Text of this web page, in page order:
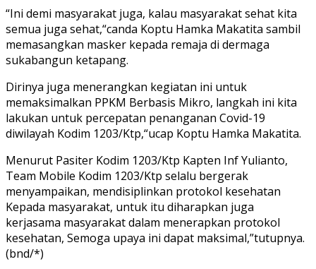
“Ini demi masyarakat juga, kalau masyarakat sehat kita
semua juga sehat,“canda Koptu Hamka Makatita sambil
memasangkan masker kepada remaja di dermaga
sukabangun ketapang.
Dirinya juga menerangkan kegiatan ini untuk
memaksimalkan PPKM Berbasis Mikro, langkah ini kita
lakukan untuk percepatan penanganan Covid-19
diwilayah Kodim 1203/Ktp,“ucap Koptu Hamka Makatita.
Menurut Pasiter Kodim 1203/Ktp Kapten Inf Yulianto,
Team Mobile Kodim 1203/Ktp selalu bergerak
menyampaikan, mendisiplinkan protokol kesehatan
Kepada masyarakat, untuk itu diharapkan juga
kerjasama masyarakat dalam menerapkan protokol
kesehatan, Semoga upaya ini dapat maksimal,”tutupnya.
(bnd/*)